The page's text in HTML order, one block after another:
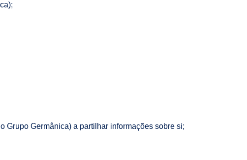
Grupo Germânica) a partilhar informações sobre si;